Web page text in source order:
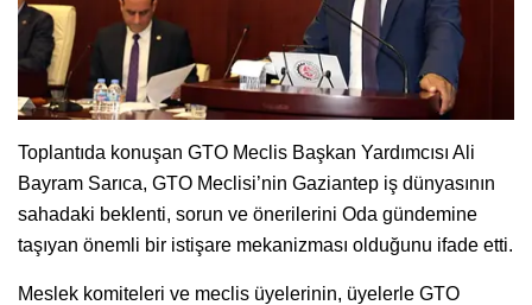
Toplantıda konuşan GTO Meclis Başkan Yardımcısı Ali
Bayram Sarıca, GTO Meclisi’nin Gaziantep iş dünyasının
sahadaki beklenti, sorun ve önerilerini Oda gündemine
taşıyan önemli bir istişare mekanizması olduğunu ifade etti.
Meslek komiteleri ve meclis üyelerinin, üyelerle GTO